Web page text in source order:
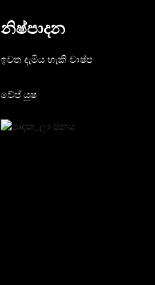
නිෂ්පාදන
ඉවත දැමිය හැකි වාෂ්ප
වේප් යුෂ